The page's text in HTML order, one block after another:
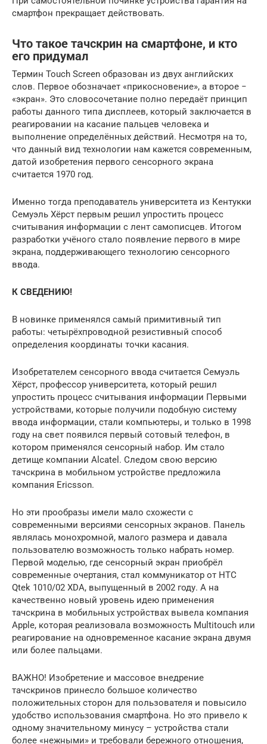
смартфон прекращает действовать.
Что такое тачскрин на смартфоне, и кто
его придумал
Термин Touch Screen образован из двух английских
слов. Первое обозначает «прикосновение», а второе −
«экран». Это словосочетание полно передаёт принцип
работы данного типа дисплеев, который заключается в
реагировании на касание пальцев человека и
выполнение определённых действий. Несмотря на то,
что данный вид технологии нам кажется современным,
датой изобретения первого сенсорного экрана
считается 1970 год.
Именно тогда преподаватель университета из Кентукки
Семуэль Хёрст первым решил упростить процесс
считывания информации с лент самописцев. Итогом
разработки учёного стало появление первого в мире
экрана, поддерживающего технологию сенсорного
ввода.
К СВЕДЕНИЮ!
В новинке применялся самый примитивный тип
работы: четырёхпроводной резистивный способ
определения координаты точки касания.
Изобретателем сенсорного ввода считается Семуэль
Хёрст, профессор университета, который решил
упростить процесс считывания информации Первыми
устройствами, которые получили подобную систему
ввода информации, стали компьютеры, и только в 1998
году на свет появился первый сотовый телефон, в
котором применялся сенсорный набор. Им стало
детище компании Alcatel. Следом свою версию
тачскрина в мобильном устройстве предложила
компания Ericsson.
Но эти прообразы имели мало схожести с
современными версиями сенсорных экранов. Панель
являлась монохромной, малого размера и давала
пользователю возможность только набрать номер.
Первой моделью, где сенсорный экран приобрёл
современные очертания, стал коммуникатор от HTC
Qtek 1010/02 XDA, выпущенный в 2002 году. А на
качественно новый уровень идею применения
тачскрина в мобильных устройствах вывела компания
Apple, которая реализовала возможность Multitouch или
реагирование на одновременное касание экрана двумя
или более пальцами.
ВАЖНО! Изобретение и массовое внедрение
тачскринов принесло большое количество
положительных сторон для пользователя и повысило
удобство использования смартфона. Но это привело к
одному значительному минусу – устройства стали
более «нежными» и требовали бережного отношения,